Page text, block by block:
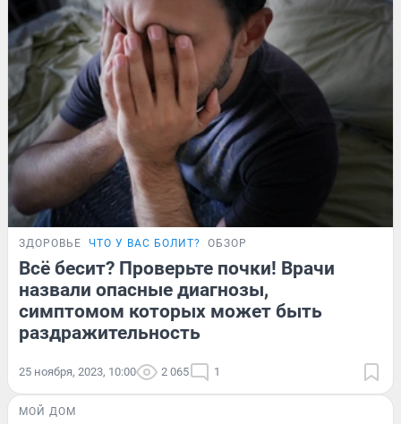
ЗДОРОВЬЕ ЧТО У ВАС БОЛИТ? ОБЗОР
Всё бесит? Проверьте почки! Врачи
назвали опасные диагнозы,
симптомом которых может быть
раздражительность
25 ноября, 2023, 10:00 2 065 1
МОЙ ДОМ